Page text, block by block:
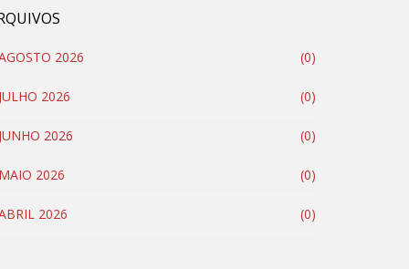
2026 (0)
2026 (0)
2026 (0)
2026 (0)
2026 (0)